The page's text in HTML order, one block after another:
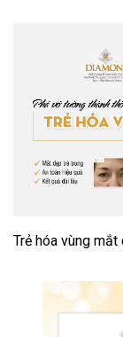
Trẻ hóa vùng